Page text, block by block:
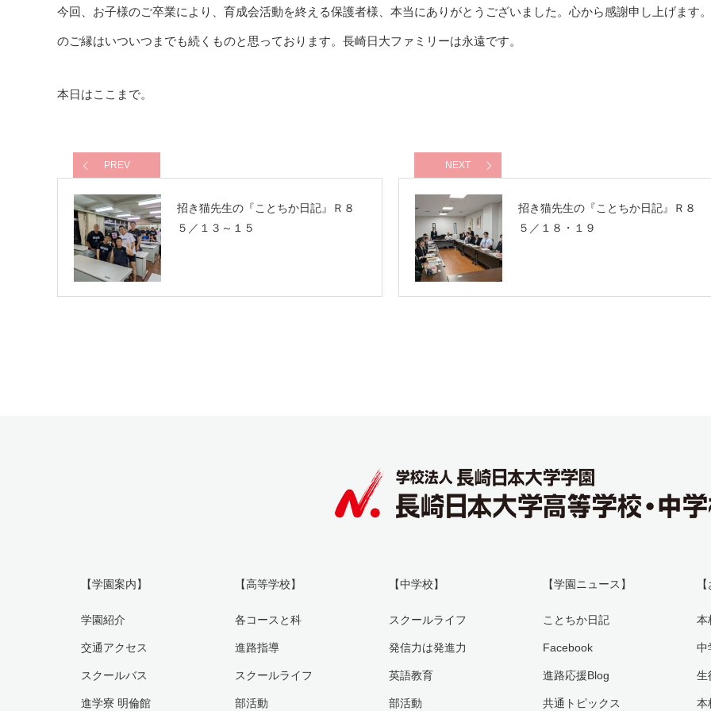
今回、お子様のご卒業により、育成会活動を終える保護者様、本当にありがとうございました。心から感謝申し上げます
のご縁はいついつまでも続くものと思っております。長崎日大ファミリーは永遠です。
本日はここまで。
PREV
招き猫先生の『ことちか日記』Ｒ８
５／１３～１５
NEXT
招き猫先生の『ことちか日記』Ｒ８
５／１８・１９
【学園案内】
学園紹介
交通アクセス
スクールバス
進学寮 明倫館
【高等学校】
各コースと科
進路指導
スクールライフ
部活動
【中学校】
スクールライフ
発信力は発進力
英語教育
部活動
【学園ニュース】
ことちか日記
Facebook
進路応援Blog
共通トピックス
本
中
生
本